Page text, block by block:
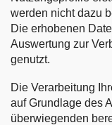
werden nicht dazu
Die erhobenen
Auswertung zur
genutzt.
Die Verarbeitung
auf Grundlage des
überwiegenden